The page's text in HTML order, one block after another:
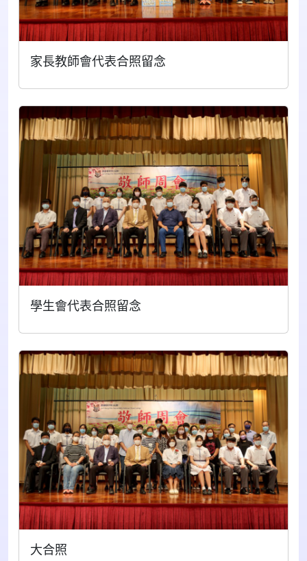
家長教師會代表合照留念
學生會代表合照留念
大合照